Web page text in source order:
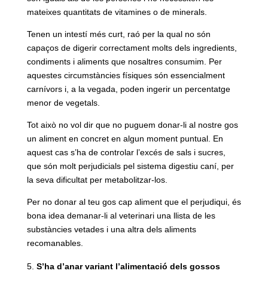
mateixes quantitats de vitamines o de minerals.
Tenen un intestí més curt, raó per la qual no són
capaços de digerir correctament molts dels ingredients,
condiments i aliments que nosaltres consumim. Per
aquestes circumstàncies físiques són essencialment
carnívors i, a la vegada, poden ingerir un percentatge
menor de vegetals.
Tot això no vol dir que no puguem donar-li al nostre gos
un aliment en concret en algun moment puntual. En
aquest cas s’ha de controlar l’excés de sals i sucres,
que són molt perjudicials pel sistema digestiu caní, per
la seva dificultat per metabolitzar-los.
Per no donar al teu gos cap aliment que el perjudiqui, és
bona idea demanar-li al veterinari una llista de les
substàncies vetades i una altra dels aliments
recomanables.
S’ha d’anar variant l’alimentació dels gossos